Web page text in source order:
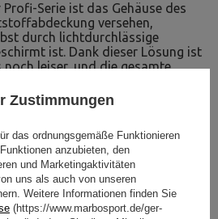
Serie ist das Gehäuse des
versehen,
durch lichtdurchlässige
ist. Dank dieser Lösung ist
leiser, und die gesamte
Zustimmungen
das ordnungsgemäße Funktionieren
anzubieten, den
und Marketingaktivitäten
uns als auch von unseren
Weitere Informationen finden Sie
(https://www.marbosport.de/ger-